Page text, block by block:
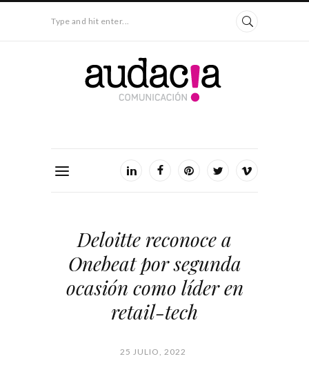
Type and hit enter...
Deloitte reconoce a
Onebeat por segunda
ocasión como líder en
retail-tech
25 JULIO, 2022